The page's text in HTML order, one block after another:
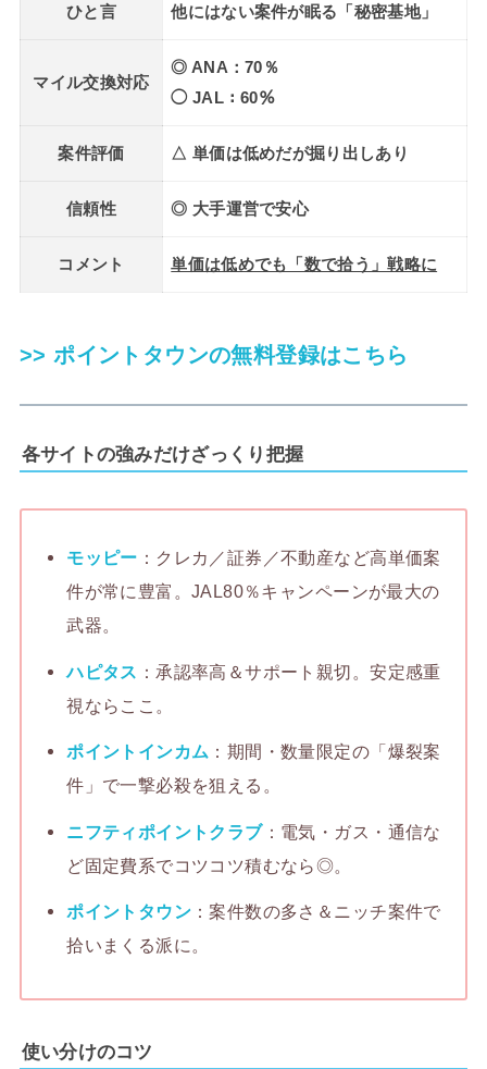
ひと言 他にはない案件が眠る「秘密基地」
マイル交換対応
◎ ANA：70％
◯ JAL：60％
案件評価 △ 単価は低めだが掘り出しあり
信頼性 ◎ 大手運営で安心
コメント 単価は低めでも「数で拾う」戦略に
>> ポイントタウンの無料登録はこちら
各サイトの強みだけざっくり把握
モッピー ：クレカ／証券／不動産など高単価案
件が常に豊富。JAL80％キャンペーンが最大の
武器。
ハピタス ：承認率高＆サポート親切。安定感重
視ならここ。
ポイントインカム ：期間・数量限定の「爆裂案
件」で一撃必殺を狙える。
ニフティポイントクラブ：電気・ガス・通信な
ど固定費系でコツコツ積むなら◎。
ポイントタウン：案件数の多さ＆ニッチ案件で
拾いまくる派に。
使い分けのコツ